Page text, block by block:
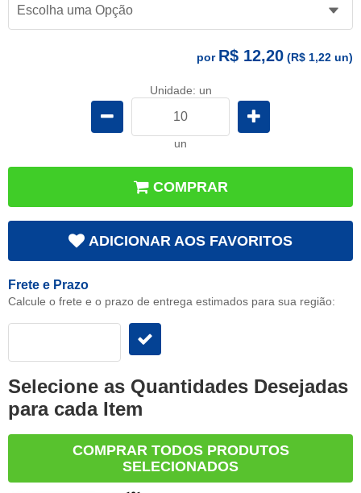
por R$ 12,20 (R$ 1,22 un)
Unidade: un
un
COMPRAR
ADICIONAR AOS FAVORITOS
Frete e Prazo
Calcule o frete e o prazo de entrega estimados para sua região:
Selecione as Quantidades Desejadas
para cada Item
COMPRAR TODOS PRODUTOS
SELECIONADOS